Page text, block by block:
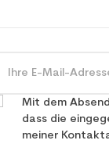
Mit dem
dass die
meiner